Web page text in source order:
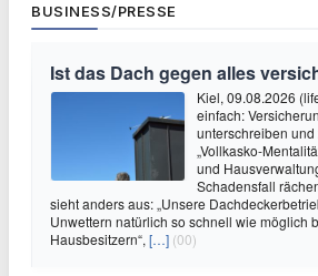
BUSINESS/PRESSE
Ist das Dach gegen alles
Kiel, 09.08.2026
einfach:
unterschreiben
„Vollkasko-
und
Schadensfall
sieht anders aus: „Unsere
Unwettern natürlich so schnell wie möglich
Hausbesitzern“, […] (00)